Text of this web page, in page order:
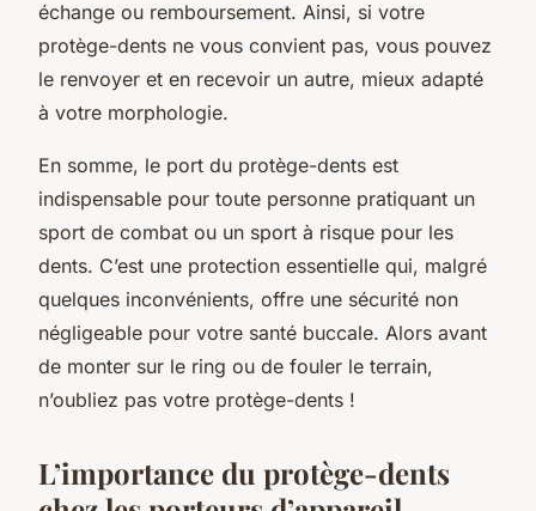
échange ou remboursement. Ainsi, si votre
protège-dents ne vous convient pas, vous pouvez
le renvoyer et en recevoir un autre, mieux adapté
à votre morphologie.
En somme, le port du protège-dents est
indispensable pour toute personne pratiquant un
sport de combat ou un sport à risque pour les
dents. C’est une protection essentielle qui, malgré
quelques inconvénients, offre une sécurité non
négligeable pour votre santé buccale. Alors avant
de monter sur le ring ou de fouler le terrain,
n’oubliez pas votre protège-dents !
L’importance du protège-dents